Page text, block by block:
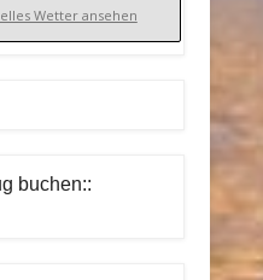
Wetter ansehen
buchen::